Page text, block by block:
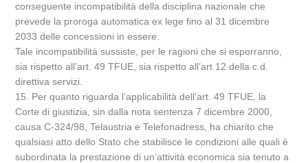
conseguente incompatibilità della disciplina nazionale che
prevede la proroga automatica ex lege fino al 31 dicembre
2033 delle concessioni in essere.
Tale incompatibilità sussiste, per le ragioni che si esporranno,
sia rispetto all’art. 49 TFUE, sia rispetto all’art 12 della c.d.
direttiva servizi.
15. Per quanto riguarda l’applicabilità dell’art. 49 TFUE, la
Corte di giustizia, sin dalla nota sentenza 7 dicembre 2000,
causa C-324/98, Telaustria e Telefonadress, ha chiarito che
qualsiasi atto dello Stato che stabilisce le condizioni alle quali è
subordinata la prestazione di un’attività economica sia tenuto a